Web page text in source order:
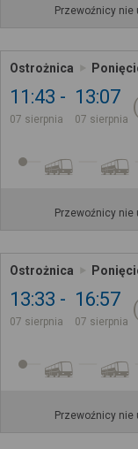
Przewoźnicy nie
Ostrożnica
11:43
07 sierpnia
13:07
07 sierpnia
Przewoźnicy nie
Ostrożnica
13:33
07 sierpnia
16:57
07 sierpnia
Przewoźnicy nie